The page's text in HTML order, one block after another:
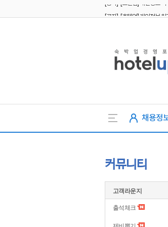
채용정
커뮤니티
고객라운지
출석체크